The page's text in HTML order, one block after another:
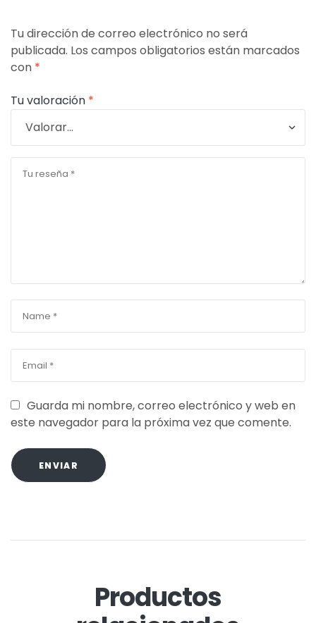
Tu dirección de correo electrónico no será
publicada. Los campos obligatorios están marcados
con *
Tu valoración *
Guarda mi nombre, correo electrónico y web en
este navegador para la próxima vez que comente.
ENVIAR
Productos